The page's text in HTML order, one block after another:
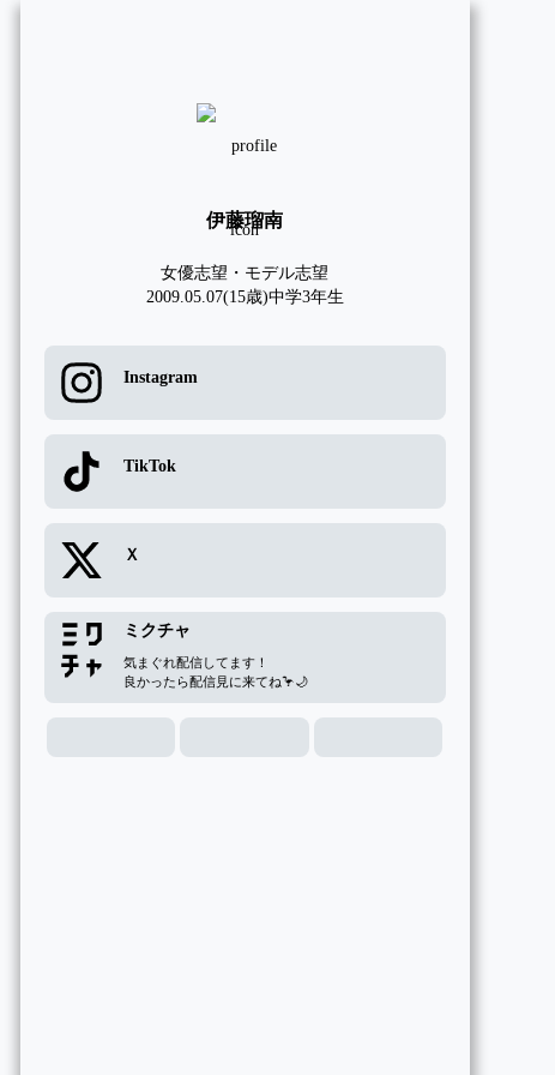
伊藤瑠南
女優志望・モデル志望
2009.05.07(15歳)中学3年生
Instagram
TikTok
Ｘ
ミクチャ
気まぐれ配信してます！
良かったら配信見に来てね🦩🌙